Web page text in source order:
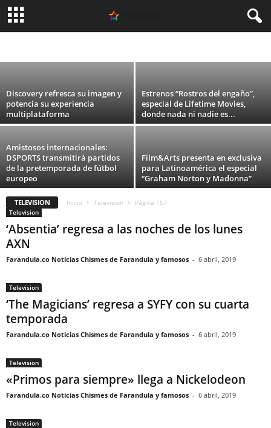
TECNOLOGIA
TELEVISION USA VIDEO
Paramount+ revela el tráiler y las primeras
imágenes de la furia de los thundermans
Discovery refresca su imagen y
potencia su experiencia
multiplataforma
Estrenos “Rostros del engaño”,
especial de Lifetime Movies,
donde nada ni nadie es...
Amistosos internacionales:
DSPORTS transmitirá partidos
de la pretemporada de fútbol
europeo
Film&Arts presenta en exclusiva
para Latinoamérica el especial
“Graham Norton y Madonna”
TELEVISION Inicio Television
Página 157
Television
‘Absentia’ regresa a las noches de los lunes
AXN
Farandula.co Noticias Chismes de Farandula y famosos - 6 abril, 2019
Television
‘The Magicians’ regresa a SYFY con su cuarta
temporada
Farandula.co Noticias Chismes de Farandula y famosos - 6 abril, 2019
Television
«Primos para siempre» llega a Nickelodeon
Farandula.co Noticias Chismes de Farandula y famosos - 6 abril, 2019
Television